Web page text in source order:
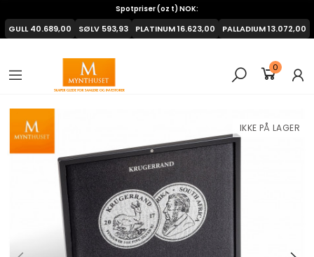
0
Spotpriser (oz t) NOK:
GULL40.689,00 SØLV 593,93 PLATINUM16.623,00 PALLADIUM13.072,00
IKKE PÅ LAGER